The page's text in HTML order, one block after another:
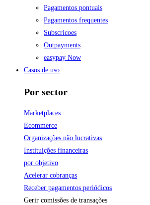
Pagamentos pontuais
Pagamentos frequentes
Subscricoes
Outpayments
easypay Now
Casos de uso
Por sector
Marketplaces
Ecommerce
Organizações não lucrativas
Instituições financeiras
por objetivo
Acelerar cobranças
Receber pagamentos periódicos
Gerir comissões de transações